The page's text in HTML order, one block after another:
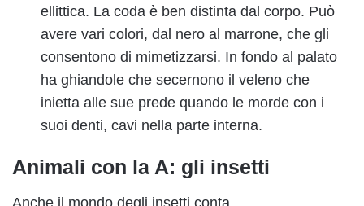
ellittica. La coda è ben distinta dal corpo. Può
avere vari colori, dal nero al marrone, che gli
consentono di mimetizzarsi. In fondo al palato
ha ghiandole che secernono il veleno che
inietta alle sue prede quando le morde con i
suoi denti, cavi nella parte interna.
Animali con la A: gli insetti